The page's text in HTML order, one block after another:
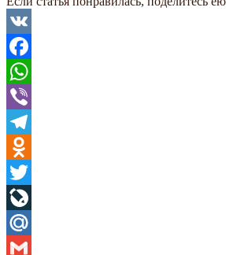
VK
Facebook
WhatsApp
Viber
Telegram
Odnoklassniki
Twitter
LiveJournal
Mail.Ru